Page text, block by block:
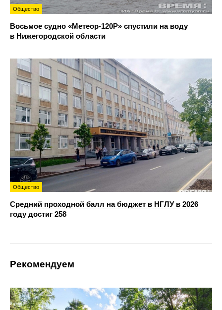
Общество
Восьмое судно «Метеор-120Р» спустили на воду
в Нижегородской области
Общество
Средний проходной балл на бюджет в НГЛУ в 2026
году достиг 258
Рекомендуем